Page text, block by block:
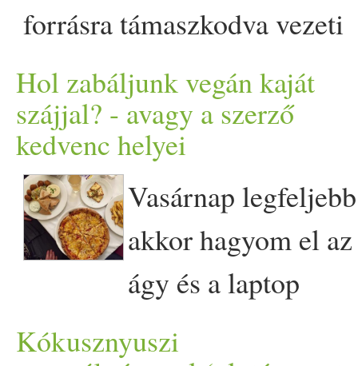
igazán nyomoztam vagy
kérdeztem utána. Amikor
elköltöztünk Londonból és
letelepedtünk
Southamptonban, akkor
számomra szinte felrobbant
vele az internet, rengeteg
és recept jött velem szemben
forrásra támaszkodva vezeti
le, hogy fenntarthatóság
szempontjából melyik étrend
az, amelyik a bolygónk
maradék erdeinek
védelmében a
legmegfelelőbb. Az eredeti
tanulmány szerzői és angol
Hol zabáljunk vegán kaját
szájjal? - avagy a szerző
kedvenc helyei
Vasárnap legfeljebb
akkor hagyom el az
ágy és a laptop
háromméteres körzetét, ha
Kókusznyuszi